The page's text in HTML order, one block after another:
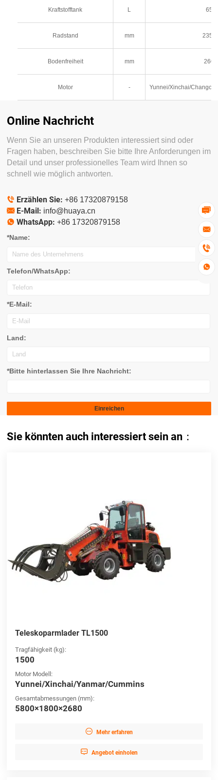




Kraftstofftank L 65
Radstand mm 2355
Bodenfreiheit mm 260
Motor - Yunnei/Xinchai/
Online Nachricht
Wenn Sie an unseren Produkten interessiert sind oder
Fragen haben, beschreiben Sie bitte Ihre Anforderungen im
Detail und unser professionelles Team wird Ihnen so
schnell wie möglich antworten.
 Erzählen Sie: +86 17320879158
 E-Mail: info@huaya.cn
 WhatsApp: +86 17320879158
*Name:
Telefon/WhatsApp:
*E-Mail:
Land:
*Bitte hinterlassen Sie Ihre Nachricht:
Sie könnten auch interessiert sein an：
Teleskoparmlader TL1500
Tragfähigkeit (kg):
1500
Motor Modell:
Yunnei/Xinchai/Yanmar/Cummins
Gesamtabmessungen (mm):
5800×1800×2680
 Mehr erfahren
 Angebot einholen